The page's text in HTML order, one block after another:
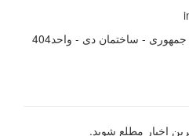
- ساختمان دی - واحد404
اخبار مطلع شوید.